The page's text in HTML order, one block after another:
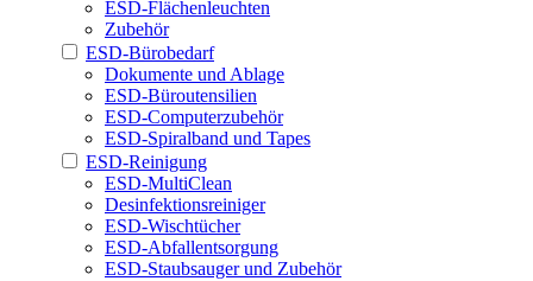
ESD-Flächenleuchten
Zubehör
ESD-Bürobedarf
Dokumente und Ablage
ESD-Büroutensilien
ESD-Computerzubehör
ESD-Spiralband und Tapes
ESD-Reinigung
ESD-MultiClean
Desinfektionsreiniger
ESD-Wischtücher
ESD-Abfallentsorgung
ESD-Staubsauger und Zubehör